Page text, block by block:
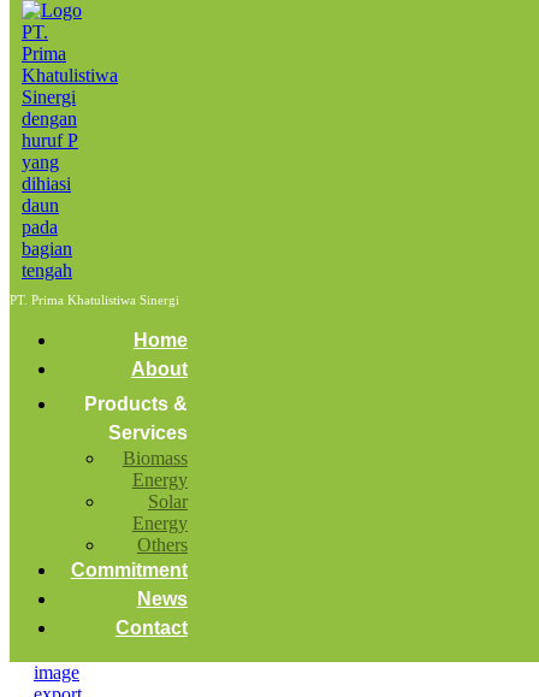
PT. Prima Khatulistiwa Sinergi
Home
About
Products &
Services
Biomass
Energy
Solar
Energy
Others
Commitment
News
Contact
Home
Posts tagged: produksi
Ekspor Cangkang Sawit 5.600 MT
March 19, 2024
by admin
5.600 MT Palm Kernel Shell